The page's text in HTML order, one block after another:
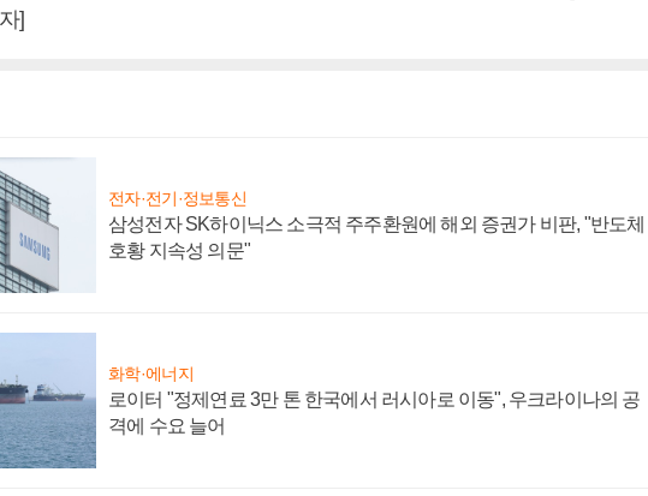
]
전자·전기·정보통신
삼성전자 SK하이닉스 소극적 주주환원에 해외 증권가 비판, "반도체
호황 지속성 의문"
화학·에너지
로이터 "정제연료 3만 톤 한국에서 러시아로 이동", 우크라이나의 공
격에 수요 늘어